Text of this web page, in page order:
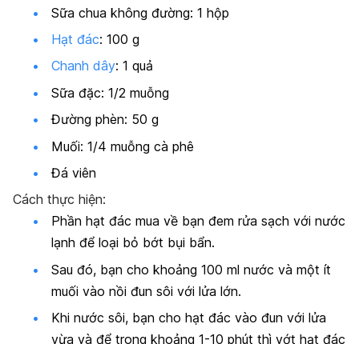
Sữa chua không đường: 1 hộp
Hạt đác: 100 g
Chanh dây: 1 quả
Sữa đặc: 1/2 muỗng
Đường phèn: 50 g
Muối: 1/4 muỗng cà phê
Đá viên
Cách thực hiện:
Phần hạt đác mua về bạn đem rửa sạch với nước
lạnh để loại bỏ bớt bụi bẩn.
Sau đó, bạn cho khoảng 100 ml nước và một ít
muối vào nồi đun sôi với lửa lớn.
Khi nước sôi, bạn cho hạt đác vào đun với lửa
vừa và để trong khoảng 1-10 phút thì vớt hạt đác